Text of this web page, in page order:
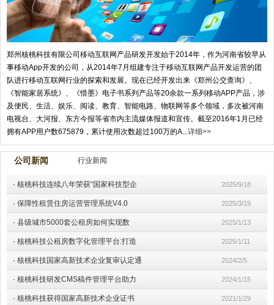
郑州核桃科技有限公司移动互联网产品研发开发始于2014年，作为河南省较早从
事移动App开发的公司，从2014年7月组建专注于移动互联网产品开发运营的团
队进行移动互联网行业的探索和发展。现在已经开发出来《郑州公交查询》、
《智能家居系统》、《惜墨》电子书系列产品等20余款一系列移动APP产品，涉
及便民、生活、娱乐、阅读、教育、智能电路、物联网等多个领域，多次被河南
电视台、大河报、东方今报等省市内主流媒体报道和宣传。截至2016年1月已经
拥有APP用户数675879，累计使用次数超过100万的A...详细>>
公司新闻 行业新闻
· 核桃科技连续八年荣获“国家科技型企 2025/9/18
· 保障性租赁住房运营管理系统V4.0 2025/3/19
· 县级城市5000套公租房如何实现数 2025/1/13
· 核桃科技公租房数字化管理平台:打造 2025/1/11
· 核桃科技国家高新技术企业复审认定通 2024/2/5
· 核桃科技研发CMS稿件管理平台助力 2024/1/15
· 核桃科技获得国家高新技术企业证书 2021/1/29